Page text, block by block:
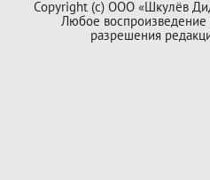
Copyright (с) ООО «Шкулёв
Любое воспроизведение
разрешения